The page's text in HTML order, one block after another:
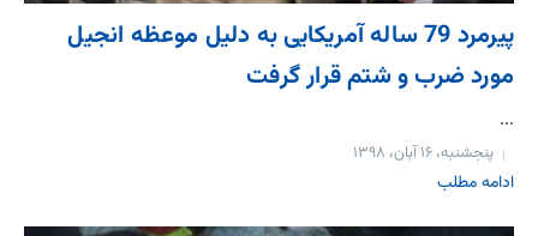
پیرمرد 79 ساله‌ آمریکایی به دلیل موعظه انجیل
مورد ضرب و شتم قرار گرفت
...
پنجشنبه، ۱۶ آبان، ۱۳۹۸
ادامه مطلب